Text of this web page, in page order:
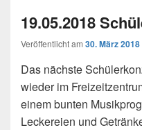
19.05.2018
Veröffentlicht am 30. März 2018
Das nächste
wieder im
einem bunten
Leckereien und